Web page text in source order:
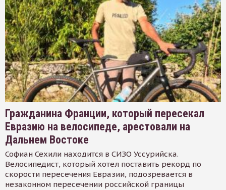
Гражданина Франции, который пересекал
Евразию на велосипеде, арестовали на
Дальнем Востоке
Софиан Сехили находится в СИЗО Уссурийска.
Велосипедист, который хотел поставить рекорд по
скорости пересечения Евразии, подозревается в
незаконном пересечении российской границы